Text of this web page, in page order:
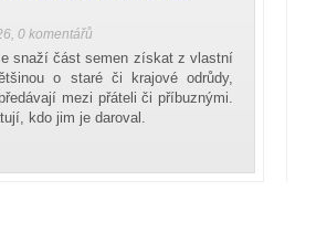
, 0 komentářů
snaží část semen získat z vlastní
o staré či krajové odrůdy,
mezi přáteli či příbuznými.
kdo jim je daroval.